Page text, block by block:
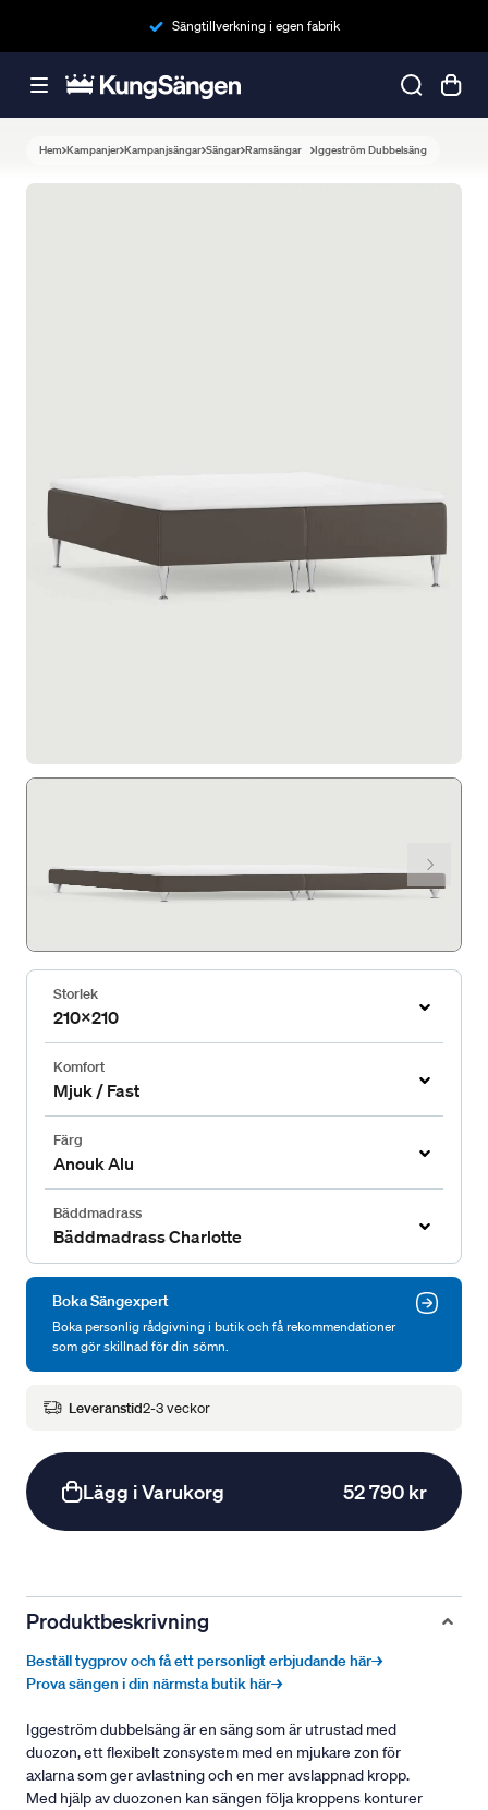
Sängtillverkning i egen fabrik
Hem Kampanjer Kampanjsängar Sängar Ramsängar Iggeström Dubbelsäng
Storlek
210x210
Komfort
Mjuk / Fast
Färg
Anouk Alu
Bäddmadrass
Bäddmadrass Charlotte
Boka Sängexpert
Boka personlig rådgivning i butik och få rekommendationer
som gör skillnad för din sömn.
Leveranstid2-3 veckor
Lägg i Varukorg 52 790 kr
Produktbeskrivning
Beställ tygprov och få ett personligt erbjudande här→
Prova sängen i din närmsta butik här→
Iggeström dubbelsäng är en säng som är utrustad med
duozon, ett flexibelt zonsystem med en mjukare zon för
axlarna som ger avlastning och en mer avslappnad kropp.
Med hjälp av duozonen kan sängen följa kroppens konturer